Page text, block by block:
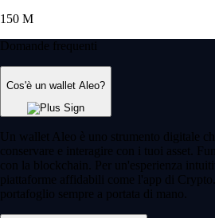
150 M
Domande frequenti
Cos'è un wallet Aleo?
Un wallet Aleo è uno strumento digitale
conservare e interagire con i tuoi asset.
con la blockchain. Per un'esperienza
piattaforme affidabili come l'app di
portafoglio sempre a portata di mano.